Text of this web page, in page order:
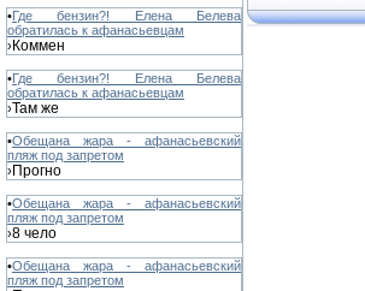
•Где бензин?! Елена Белева
обратилась к афанасьевцам
›Коммен
•Где бензин?! Елена Белева
обратилась к афанасьевцам
›Там же
•Обещана жара - афанасьевский
пляж под запретом
›Прогно
•Обещана жара - афанасьевский
пляж под запретом
›8 чело
•Обещана жара - афанасьевский
пляж под запретом